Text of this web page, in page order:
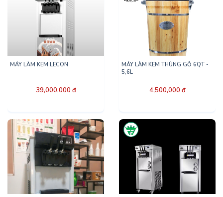
MÁY LÀM KEM LECON
39,000,000 đ
MÁY LÀM KEM THÙNG GỖ 6QT -
5,6L
4,500,000 đ